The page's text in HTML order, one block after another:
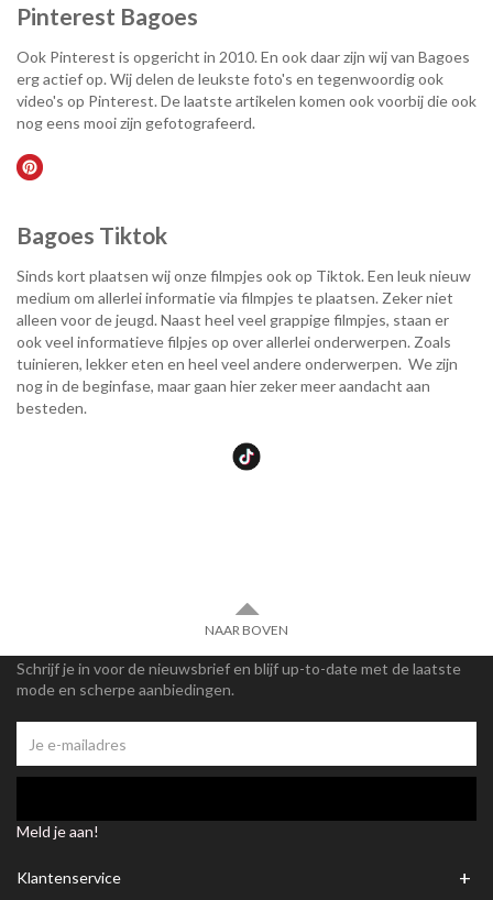
Pinterest Bagoes
Ook Pinterest is opgericht in 2010. En ook daar zijn wij van Bagoes
erg actief op. Wij delen de leukste foto's en tegenwoordig ook
video's op Pinterest. De laatste artikelen komen ook voorbij die ook
nog eens mooi zijn gefotografeerd.
Bagoes Tiktok
Sinds kort plaatsen wij onze filmpjes ook op Tiktok. Een leuk nieuw
medium om allerlei informatie via filmpjes te plaatsen. Zeker niet
alleen voor de jeugd. Naast heel veel grappige filmpjes, staan er
ook veel informatieve filpjes op over allerlei onderwerpen. Zoals
tuinieren, lekker eten en heel veel andere onderwerpen. We zijn
nog in de beginfase, maar gaan hier zeker meer aandacht aan
besteden.
NAAR BOVEN
Schrijf je in voor de nieuwsbrief en blijf up-to-date met de laatste
mode en scherpe aanbiedingen.
Meld je aan!
Klantenservice +